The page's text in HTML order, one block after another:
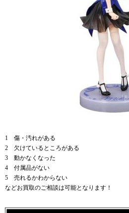
1 傷・汚れがある
2 欠けているところがある
3 動かなくなった
4 付属品がない
5 売れるかわからない
などお買取のご相談は可能となります！